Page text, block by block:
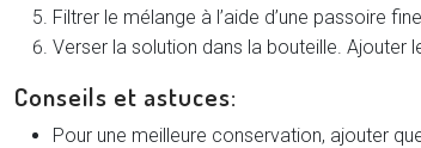
Filtrer le mélange à l’aide d’une passoire
Verser la solution dans la bouteille. Ajouter
Conseils et astuces:
Pour une meilleure conservation, ajouter